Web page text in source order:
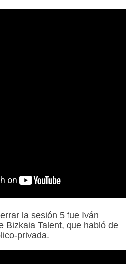
la sesión 5 fue Iván
Bizkaia Talent, que habló de
privada.